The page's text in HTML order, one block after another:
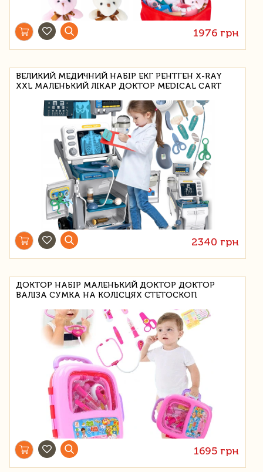
1976 грн
ВЕЛИКИЙ МЕДИЧНИЙ НАБІР ЕКГ РЕНТГЕН X-RAY
XXL МАЛЕНЬКИЙ ЛІКАР ДОКТОР MEDICAL CART
2340 грн
ДОКТОР НАБІР МАЛЕНЬКИЙ ДОКТОР ДОКТОР
ВАЛІЗА СУМКА НА КОЛІСЦЯХ СТЕТОСКОП
1695 грн